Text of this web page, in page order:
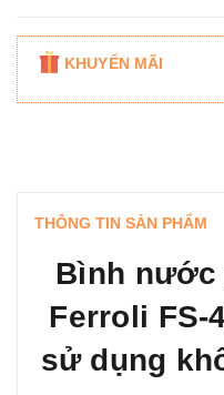
KHUYẾN MÃI
THÔNG TIN SẢN PHẨM
Bình
Ferroli FS-
sử dụng